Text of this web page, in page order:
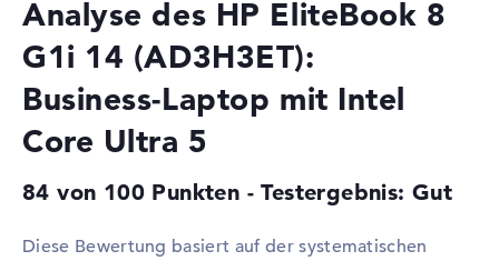
Cache
8 MB (L3-Cache)
Grafikkarte
Grafikprozessor
Intel Arc 130V
RAM
1. Steckplatz
16 GB
Installiert
32 GB
Analyse des HP EliteBook 8
G1i 14 (AD3H3ET):
Business-Laptop mit Intel
Core Ultra 5
84 von 100 Punkten - Testergebnis: Gut
Diese Bewertung basiert auf der systematischen